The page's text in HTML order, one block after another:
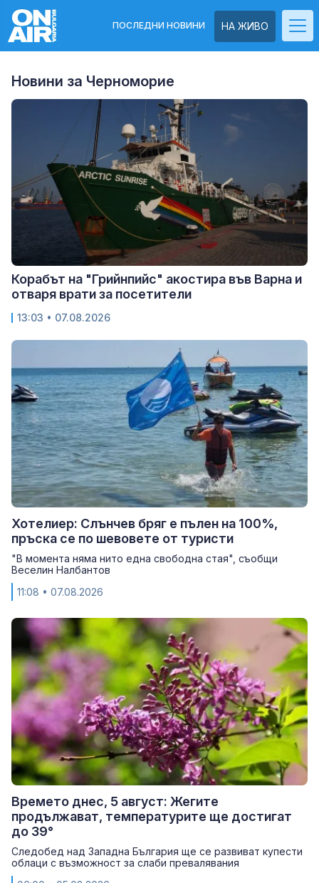
НА ЖИВО
ПОСЛЕДНИ НОВИНИ
Новини за Черноморие
Корабът на "Грийнпийс" акостира във Варна и
отваря врати за посетители
13:03 • 07.08.2026
Хотелиер: Слънчев бряг е пълен на 100%,
пръска се по шевовете от туристи
"В момента няма нито една свободна стая", съобщи
Веселин Налбантов
11:08 • 07.08.2026
Времето днес, 5 август: Жегите
продължават, температурите ще достигат
до 39°
Следобед над Западна България ще се развиват купести
облаци с възможност за слаби превалявания